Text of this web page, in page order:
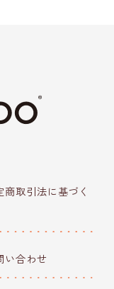
商取引法に基づく
い合わせ